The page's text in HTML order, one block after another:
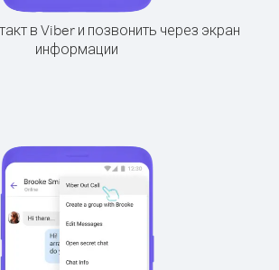
в Viber и позвонить через экран
информации